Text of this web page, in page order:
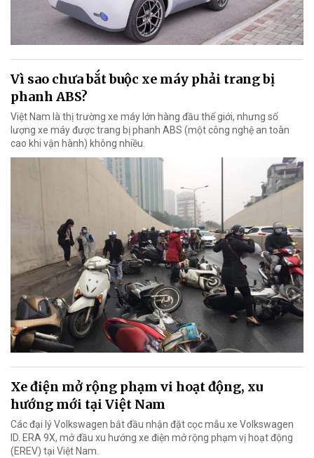
Vì sao chưa bắt buộc xe máy phải trang bị
phanh ABS?
Việt Nam là thị trường xe máy lớn hàng đầu thế giới, nhưng số
lượng xe máy được trang bị phanh ABS (một công nghệ an toàn
cao khi vận hành) không nhiều.
Xe điện mở rộng phạm vi hoạt động, xu
hướng mới tại Việt Nam
Các đại lý Volkswagen bắt đầu nhận đặt cọc mẫu xe Volkswagen
ID. ERA 9X, mở đầu xu hướng xe điện mở rộng phạm vị hoạt động
(EREV) tại Việt Nam.